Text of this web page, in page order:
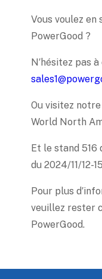
Vous voulez
PowerGood ?
N′hésitez pas
Ou visitez notre
World North
Et le stand
du 2024/11/12-15
Pour plus
veuillez rester
PowerGood.